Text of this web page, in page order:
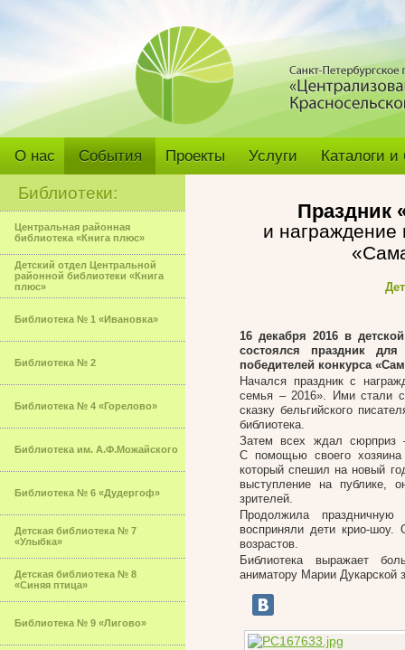
О нас События Проекты Услуги Каталоги
Библиотеки:
Центральная районная
библиотека «Книга плюс»
Детский отдел Центральной
районной библиотеки «Книга
плюс»
Библиотека № 1 «Ивановка»
Библиотека № 2
Библиотека № 4 «Горелово»
Библиотека им. А.Ф.Можайского
Библиотека № 6 «Дудергоф»
Детская библиотека № 7
«Улыбка»
Детская библиотека № 8
«Синяя птица»
Библиотека № 9 «Лигово»
Праздник
и награждение
16 декабря 2016 в
состоялся праздник
победителей конкурса
Начался праздник с
семья – 2016». Ими стали
сказку бельгийского
библиотека.
Затем всех ждал сюрприз
С помощью своего хозяина
который спешил на новый
выступление на публике,
зрителей.
Продолжила
восприняли дети крио-
возрастов.
Библиотека выражает
аниматору Марии Дукарской